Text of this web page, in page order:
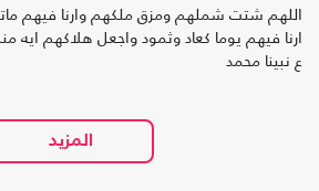
اللهم شتت شملهم ومزق ملكهم وارنا فيهم
ارنا فيهم يوما كعاد وثمود واجعل هلاكهم
ع نبينا محمد